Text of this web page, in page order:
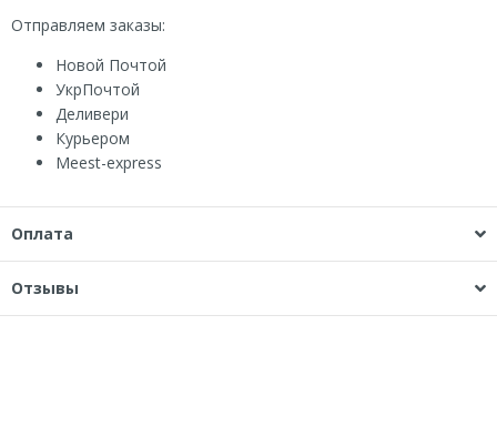
Отправляем заказы:
Новой Почтой
УкрПочтой
Деливери
Курьером
Мeest-express
Оплата
Отзывы